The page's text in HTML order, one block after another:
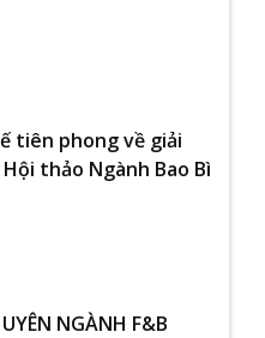
tiên phong về giải
thảo Ngành Bao Bì
NGÀNH F&B